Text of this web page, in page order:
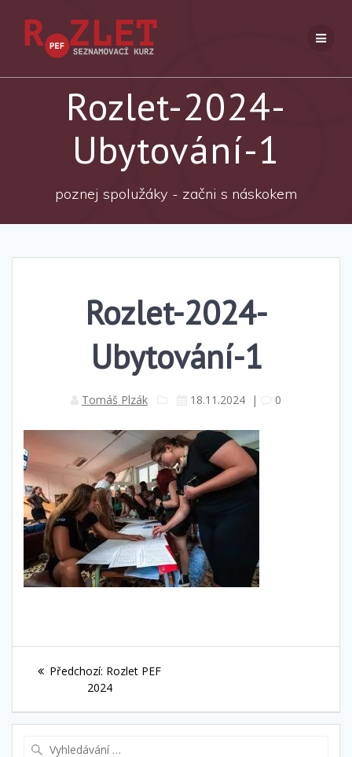
Rozlet-2024-
Ubytování-1
poznej spolužáky - začni s náskokem
Rozlet-2024-
Ubytování-1
Tomáš Plzák 18.11.2024 | 0
Navigace
příspěvek
Předchozí: Předchozí
příspěvek:
Rozlet PEF
2024